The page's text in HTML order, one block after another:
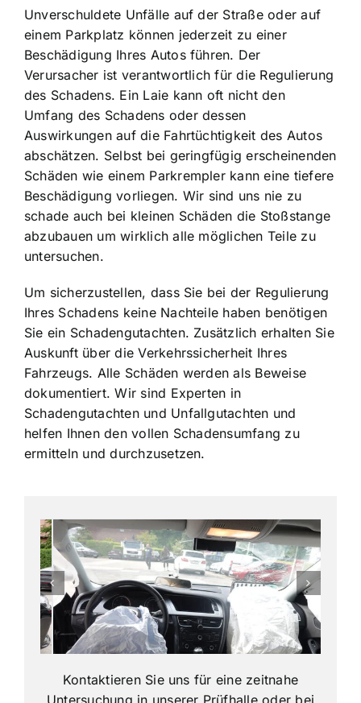
Unverschuldete Unfälle auf der Straße oder auf
einem Parkplatz können jederzeit zu einer
Beschädigung Ihres Autos führen. Der
Verursacher ist verantwortlich für die Regulierung
des Schadens. Ein Laie kann oft nicht den
Umfang des Schadens oder dessen
Auswirkungen auf die Fahrtüchtigkeit des Autos
abschätzen. Selbst bei geringfügig erscheinenden
Schäden wie einem Parkrempler kann eine tiefere
Beschädigung vorliegen. Wir sind uns nie zu
schade auch bei kleinen Schäden die Stoßstange
abzubauen um wirklich alle möglichen Teile zu
untersuchen.
Um sicherzustellen, dass Sie bei der Regulierung
Ihres Schadens keine Nachteile haben benötigen
Sie ein Schadengutachten. Zusätzlich erhalten Sie
Auskunft über die Verkehrssicherheit Ihres
Fahrzeugs. Alle Schäden werden als Beweise
dokumentiert. Wir sind Experten in
Schadengutachten und Unfallgutachten und
helfen Ihnen den vollen Schadensumfang zu
ermitteln und durchzusetzen.
Kontaktieren Sie uns für eine zeitnahe
Untersuchung in unserer Prüfhalle oder bei